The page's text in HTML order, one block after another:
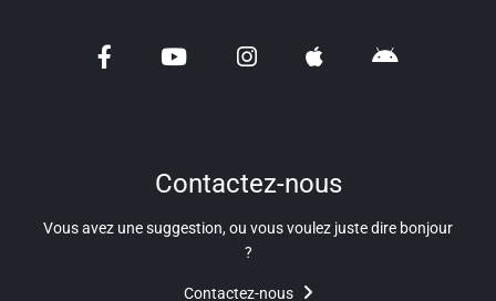
Contactez-nous
Vous avez une suggestion, ou vous voulez juste dire bonjour
?
Contactez-nous